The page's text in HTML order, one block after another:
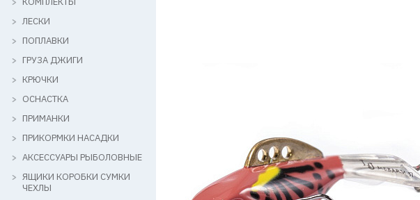
ЛЕСКИ
ПОПЛАВКИ
ГРУЗА ДЖИГИ
КРЮЧКИ
ОСНАСТКА
ПРИМАНКИ
ПРИКОРМКИ НАСАДКИ
АКСЕССУАРЫ РЫБОЛОВНЫЕ
ЯЩИКИ КОРОБКИ СУМКИ
ЧЕХЛЫ